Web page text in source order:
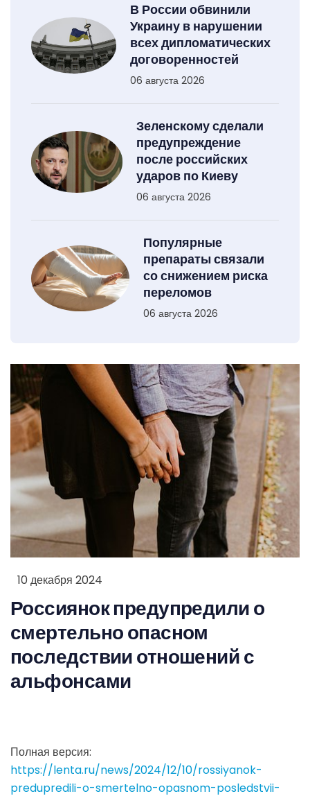
В России обвинили
Украину в нарушении
всех дипломатических
договоренностей
06 августа 2026
Зеленскому сделали
предупреждение
после российских
ударов по Киеву
06 августа 2026
Популярные
препараты связали
со снижением риска
переломов
06 августа 2026
10 декабря 2024
Россиянок предупредили о
смертельно опасном
последствии отношений с
альфонсами
Полная версия:
https://lenta.ru/news/2024/12/10/rossiyanok-
predupredili-o-smertelno-opasnom-posledstvii-